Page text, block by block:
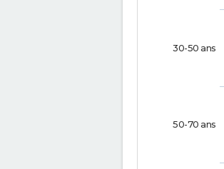
30-50 ans
50-70 ans